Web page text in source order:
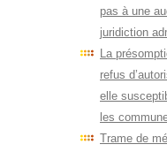
pas à une
juridiction
La
refus
elle
les
Trame de